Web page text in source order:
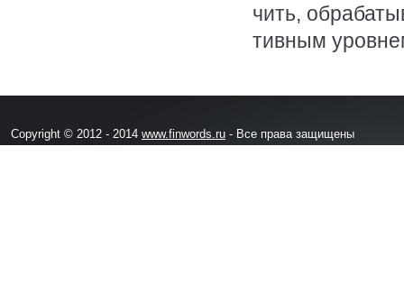
чить,
тивным
Copyright © 2012 - 2014 www.finwords.ru - Все права защищены